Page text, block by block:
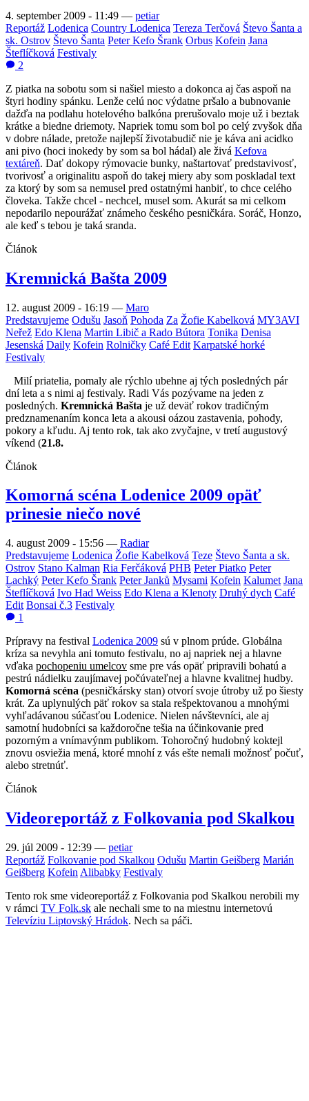
4. september 2009 - 11:49 — petiar
Reportáž Lodenica Country Lodenica Tereza Terčová Števo Šanta a
sk. Ostrov Števo Šanta Peter Kefo Šrank Orbus Kofein Jana
Šteflíčková Festivaly
2
Z piatka na sobotu som si našiel miesto a dokonca aj čas aspoň na
štyri hodiny spánku. Lenže celú noc výdatne pršalo a bubnovanie
dažďa na podlahu hotelového balkóna prerušovalo moje už i beztak
krátke a biedne driemoty. Napriek tomu som bol po celý zvyšok dňa
v dobre nálade, pretože najlepší životabudič nie je káva ani acidko
ani pivo (hoci inokedy by som sa bol hádal) ale živá Kefova
textáreň. Dať dokopy rýmovacie bunky, naštartovať predstavivosť,
tvorivosť a originalitu aspoň do takej miery aby som poskladal text
za ktorý by som sa nemusel pred ostatnými hanbiť, to chce celého
človeka. Takže chcel - nechcel, musel som. Akurát sa mi celkom
nepodarilo nepourážať známeho českého pesničkára. Soráč, Honzo,
ale keď s tebou je taká sranda.
Článok
Kremnická Bašta 2009
12. august 2009 - 16:19 — Maro
Predstavujeme Odušu Jasoň Pohoda Za Žofie Kabelková MY3AVI
Neřež Edo Klena Martin Libič a Rado Bútora Tonika Denisa
Jesenská Daily Kofein Rolničky Café Edit Karpatské horké
Festivaly
Milí priatelia, pomaly ale rýchlo ubehne aj tých posledných pár
dní leta a s nimi aj festivaly. Radi Vás pozývame na jeden z
posledných. Kremnická Bašta je už deväť rokov tradičným
predznamenaním konca leta a akousi oázou zastavenia, pohody,
pokory a kľudu. Aj tento rok, tak ako zvyčajne, v tretí augustový
víkend (21.8.
Článok
Komorná scéna Lodenice 2009 opäť
prinesie niečo nové
4. august 2009 - 15:56 — Radiar
Predstavujeme Lodenica Žofie Kabelková Teze Števo Šanta a sk.
Ostrov Stano Kalman Ria Ferčáková PHB Peter Piatko Peter
Lachký Peter Kefo Šrank Peter Janků Mysami Kofein Kalumet Jana
Šteflíčková Ivo Had Weiss Edo Klena a Klenoty Druhý dych Café
Edit Bonsai č.3 Festivaly
1
Prípravy na festival Lodenica 2009 sú v plnom prúde. Globálna
kríza sa nevyhla ani tomuto festivalu, no aj napriek nej a hlavne
vďaka pochopeniu umelcov sme pre vás opäť pripravili bohatú a
pestrú nádielku zaujímavej počúvateľnej a hlavne kvalitnej hudby.
Komorná scéna (pesničkársky stan) otvorí svoje útroby už po šiesty
krát. Za uplynulých päť rokov sa stala rešpektovanou a mnohými
vyhľadávanou súčasťou Lodenice. Nielen návštevníci, ale aj
samotní hudobníci sa každoročne tešia na účinkovanie pred
pozorným a vnímavýnm publikom. Tohoročný hudobný koktejl
znovu osviežia mená, ktoré mnohí z vás ešte nemali možnosť počuť,
alebo stretnúť.
Článok
Videoreportáž z Folkovania pod Skalkou
29. júl 2009 - 12:39 — petiar
Reportáž Folkovanie pod Skalkou Odušu Martin Geišberg Marián
Geišberg Kofein Alibabky Festivaly
Tento rok sme videoreportáž z Folkovania pod Skalkou nerobili my
v rámci TV Folk.sk ale nechali sme to na miestnu internetovú
Televíziu Liptovský Hrádok. Nech sa páči.